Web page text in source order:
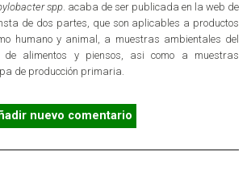
spp. acaba de ser publicada en la web de
de dos partes, que son aplicables a productos
humano y animal, a muestras ambientales del
de alimentos y piensos, asi como a muestras
de producción primaria.
Y ENUMERACIÓN DE
SPP.: PUBLICADA LA NUEVA VERSIÓN
EN ISO 10272
nuevo comentario